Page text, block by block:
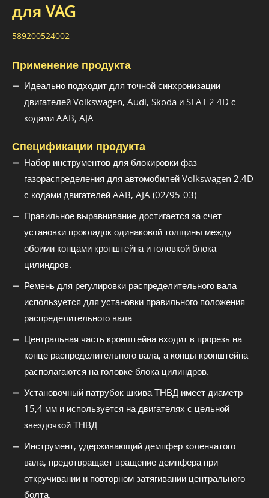
для VAG
589200524002
Применение продукта
Идеально подходит для точной синхронизации
двигателей Volkswagen, Audi, Skoda и SEAT 2.4D с
кодами AAB, AJA.
Спецификации продукта
Набор инструментов для блокировки фаз
газораспределения для автомобилей Volkswagen 2.4D
с кодами двигателей AAB, AJA (02/95-03).
Правильное выравнивание достигается за счет
установки прокладок одинаковой толщины между
обоими концами кронштейна и головкой блока
цилиндров.
Ремень для регулировки распределительного вала
используется для установки правильного положения
распределительного вала.
Центральная часть кронштейна входит в прорезь на
конце распределительного вала, а концы кронштейна
располагаются на головке блока цилиндров.
Установочный патрубок шкива ТНВД имеет диаметр
15,4 мм и используется на двигателях с цельной
звездочкой ТНВД.
Инструмент, удерживающий демпфер коленчатого
вала, предотвращает вращение демпфера при
откручивании и повторном затягивании центрального
болта.